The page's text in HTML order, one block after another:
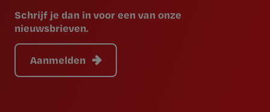
Schrijf je dan in voor een van onze
nieuwsbrieven.
Aanmelden